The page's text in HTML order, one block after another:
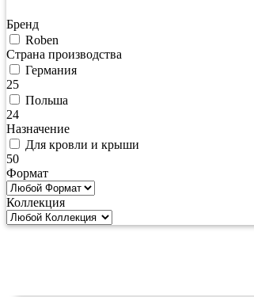
Бренд
Roben
Страна производства
Германия
25
Польша
24
Назначение
Для кровли и крыши
50
Формат
Коллекция